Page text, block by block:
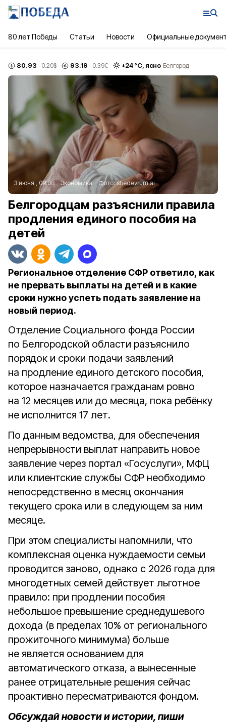
80 лет Победы Статьи Новости Официальные
80.93 -0.20$ 93.19 -0.39€ +24°С, ясно Белгород
3 июня , 09:08 Экономика Фото:shedevrum.ai
Белгородцам разъяснили правила
продления единого пособия на
детей
Региональное отделение СФР ответило, как
не прервать выплаты на детей и в какие
сроки нужно успеть подать заявление на
новый период.
Отделение Социального фонда России
по Белгородской области разъяснило
порядок и сроки подачи заявлений
на продление единого детского пособия,
которое назначается гражданам ровно
на 12 месяцев или до месяца, пока ребёнку
не исполнится 17 лет.
По данным ведомства, для обеспечения
непрерывности выплат направить новое
заявление через портал «Госуслуги», МФЦ
или клиентские службы СФР необходимо
непосредственно в месяц окончания
текущего срока или в следующем за ним
месяце.
При этом специалисты напомнили, что
комплексная оценка нуждаемости семьи
проводится заново, однако с 2026 года для
многодетных семей действует льготное
правило: при продлении пособия
небольшое превышение среднедушевого
дохода (в пределах 10% от регионального
прожиточного минимума) больше
не является основанием для
автоматического отказа, а вынесенные
ранее отрицательные решения сейчас
проактивно пересматриваются фондом.
Обсуждай новости и истории, пиши